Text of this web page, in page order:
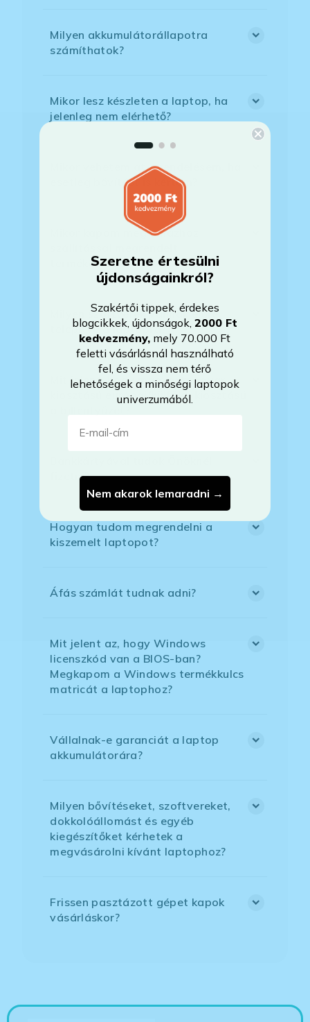
Milyen akkumulátorállapotra
számíthatok?
Mikor lesz készleten a laptop, ha
jelenleg nem elérhető?
Mikor vehetem át a rendelésem, ha
esetleg bővítést is kértem?
Mikor kapom meg a házhoz
termékemet?
Milyen szoftverek vannak előre
telepítve a laptopra?
Mit jelent, hogy magyar/magyar
kiosztású európai/külföldi kiosztású
fizetni?
Hogyan tudom megrendelni a
kiszemelt laptopot?
Áfás számlát tudnak adni?
Mit jelent az, hogy Windows
licenszkód van a BIOS-ban?
Megkapom a Windows termékkulcs
matricát a laptophoz?
Vállalnak-e garanciát a laptop
akkumulátorára?
Milyen bővítéseket, szoftvereket,
dokkolóállomást és egyéb
kiegészítőket kérhetek a
megvásárolni kívánt laptophoz?
Frissen pasztázott gépet kapok
vásárláskor?
Szeretne értesülni
újdonságainkról?
Szakértői tippek, érdekes
blogcikkek, újdonságok,2000 Ft
kedvezmény, mely 70.000 Ft
feletti vásárlásnál használható
fel, és vissza nem térő
lehetőségek a minőségi laptopok
univerzumából.
Nem akarok lemaradni →